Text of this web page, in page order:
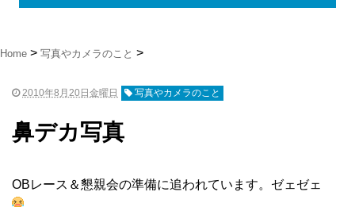
Home 写真やカメラのこと
2010年8月20日金曜日 写真やカメラのこと
鼻デカ写真
OBレース＆懇親会の準備に追われています。ゼェゼェ